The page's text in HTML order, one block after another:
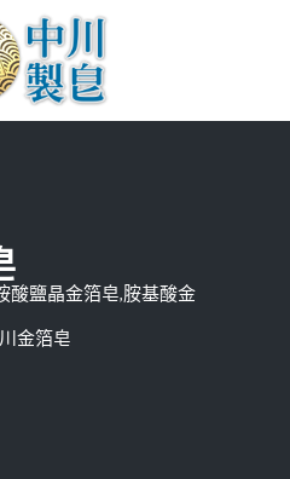
酸鹽晶金箔皂,胺基酸金
金箔皂